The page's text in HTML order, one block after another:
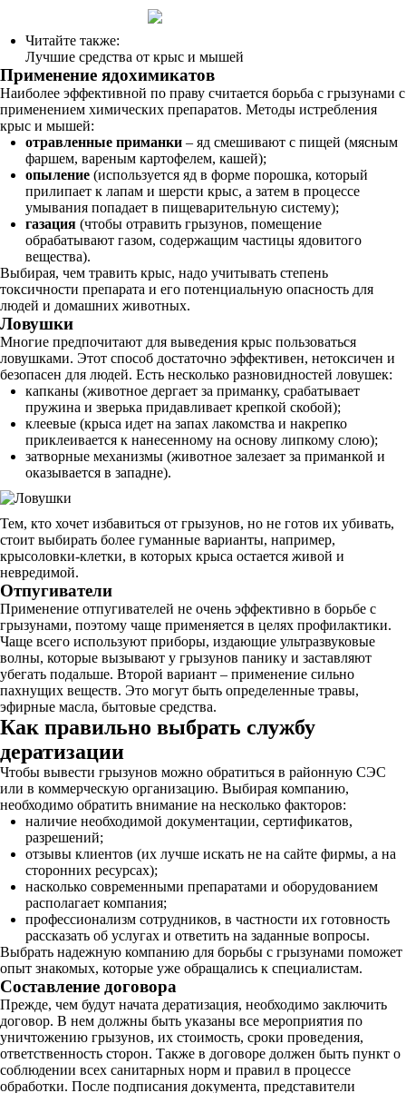
Читайте также:
Лучшие средства от крыс и мышей
Применение ядохимикатов
Наиболее эффективной по праву считается борьба с грызунами с
применением химических препаратов. Методы истребления
крыс и мышей:
отравленные приманки – яд смешивают с пищей (мясным
фаршем, вареным картофелем, кашей);
опыление (используется яд в форме порошка, который
прилипает к лапам и шерсти крыс, а затем в процессе
умывания попадает в пищеварительную систему);
газация (чтобы отравить грызунов, помещение
обрабатывают газом, содержащим частицы ядовитого
вещества).
Выбирая, чем травить крыс, надо учитывать степень
токсичности препарата и его потенциальную опасность для
людей и домашних животных.
Ловушки
Многие предпочитают для выведения крыс пользоваться
ловушками. Этот способ достаточно эффективен, нетоксичен и
безопасен для людей. Есть несколько разновидностей ловушек:
капканы (животное дергает за приманку, срабатывает
пружина и зверька придавливает крепкой скобой);
клеевые (крыса идет на запах лакомства и накрепко
приклеивается к нанесенному на основу липкому слою);
затворные механизмы (животное залезает за приманкой и
оказывается в западне).
Тем, кто хочет избавиться от грызунов, но не готов их убивать,
стоит выбирать более гуманные варианты, например,
крысоловки-клетки, в которых крыса остается живой и
невредимой.
Отпугиватели
Применение отпугивателей не очень эффективно в борьбе с
грызунами, поэтому чаще применяется в целях профилактики.
Чаще всего используют приборы, издающие ультразвуковые
волны, которые вызывают у грызунов панику и заставляют
убегать подальше. Второй вариант – применение сильно
пахнущих веществ. Это могут быть определенные травы,
эфирные масла, бытовые средства.
Как правильно выбрать службу
дератизации
Чтобы вывести грызунов можно обратиться в районную СЭС
или в коммерческую организацию. Выбирая компанию,
необходимо обратить внимание на несколько факторов:
наличие необходимой документации, сертификатов,
разрешений;
отзывы клиентов (их лучше искать не на сайте фирмы, а на
сторонних ресурсах);
насколько современными препаратами и оборудованием
располагает компания;
профессионализм сотрудников, в частности их готовность
рассказать об услугах и ответить на заданные вопросы.
Выбрать надежную компанию для борьбы с грызунами поможет
опыт знакомых, которые уже обращались к специалистам.
Составление договора
Прежде, чем будут начата дератизация, необходимо заключить
договор. В нем должны быть указаны все мероприятия по
уничтожению грызунов, их стоимость, сроки проведения,
ответственность сторон. Также в договоре должен быть пункт о
соблюдении всех санитарных норм и правил в процессе
обработки. После подписания документа, представители